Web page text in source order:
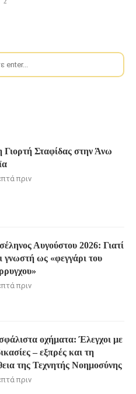
Γιορτή Σταφίδας στην Άνω
πριν
Αυγούστου 2026: Γιατί
γνωστή ως «φεγγάρι του
πριν
οχήματα: Έλεγχοι με
– εξπρές και τη
της Τεχνητής Νοημοσύνης
πριν